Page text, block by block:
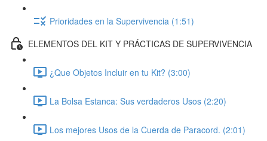
Prioridades en la Supervivencia (1:51)
ELEMENTOS DEL KIT Y PRÁCTICAS DE SUPERVIVENCIA
¿Que Objetos Incluir en tu Kit? (3:00)
La Bolsa Estanca: Sus verdaderos Usos (2:20)
Los mejores Usos de la Cuerda de Paracord. (2:01)